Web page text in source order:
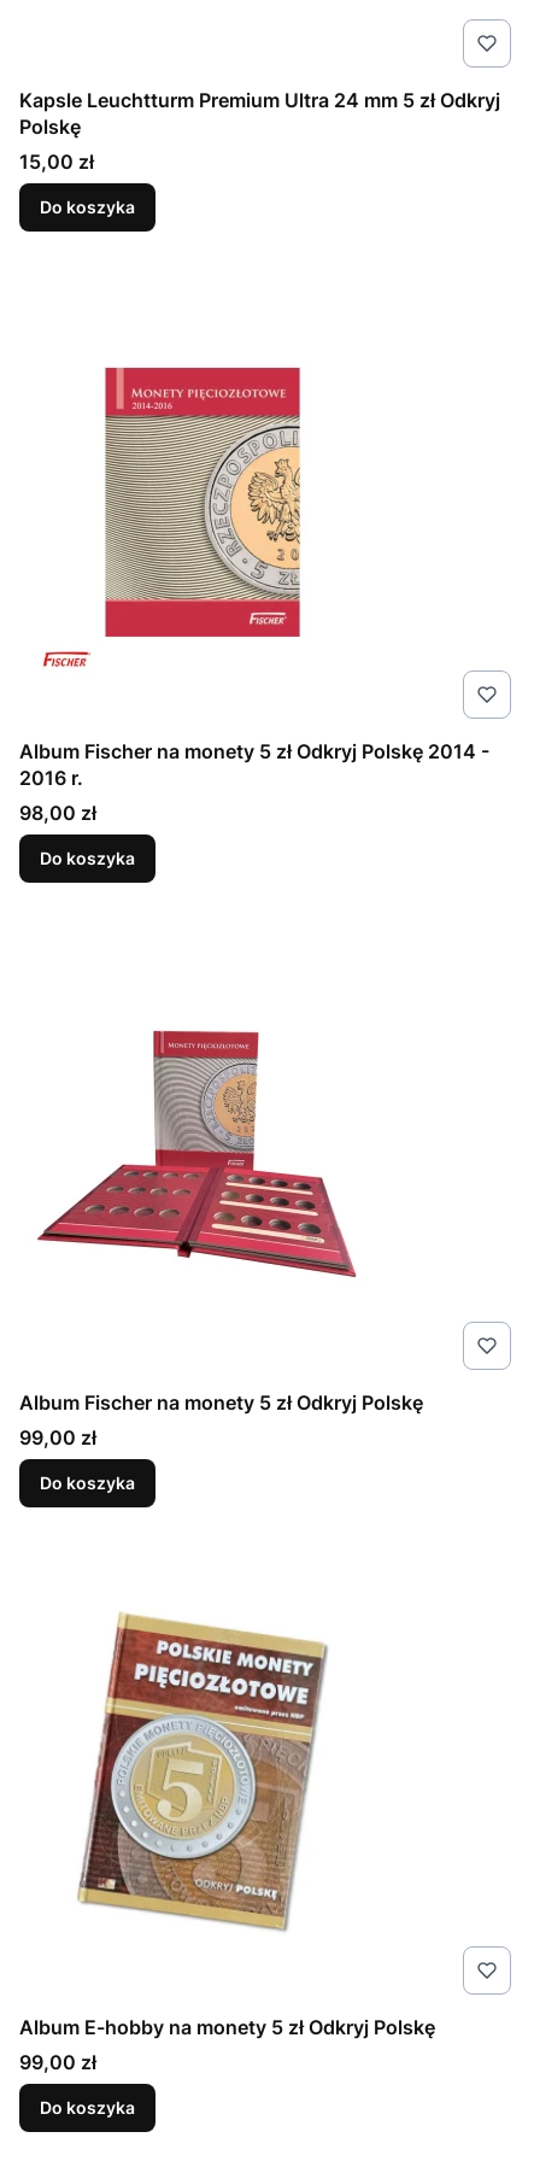
Kapsle Leuchtturm Premium Ultra 24 mm 5 zł Odkryj
Polskę
Cena
15,00 zł
Do koszyka
Album Fischer na monety 5 zł Odkryj Polskę 2014 -
2016 r.
Cena
98,00 zł
Do koszyka
Album Fischer na monety 5 zł Odkryj Polskę
Cena
99,00 zł
Do koszyka
Album E-hobby na monety 5 zł Odkryj Polskę
Cena
99,00 zł
Do koszyka